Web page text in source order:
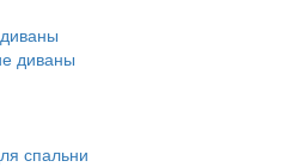
диваны
спальни